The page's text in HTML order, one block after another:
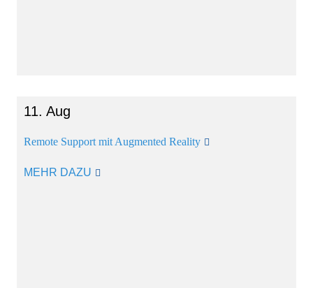
11. Aug
Remote Support mit Augmented Reality
MEHR DAZU